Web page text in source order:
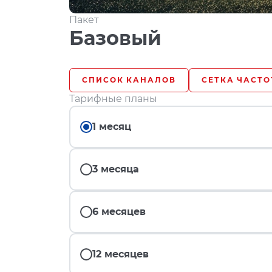
Пакет
Базовый
СПИСОК КАНАЛОВ СЕТКА
Тарифные планы
1 месяц
3 месяца
6 месяцев
12 месяцев